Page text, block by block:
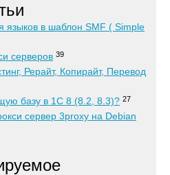
языков в шаблон SMF ( Simple
серверов 39
Рерайт, Копирайт, Перевод
базу в 1С 8 (8.2, 8.3)? 27
сервер 3proxy на Debian